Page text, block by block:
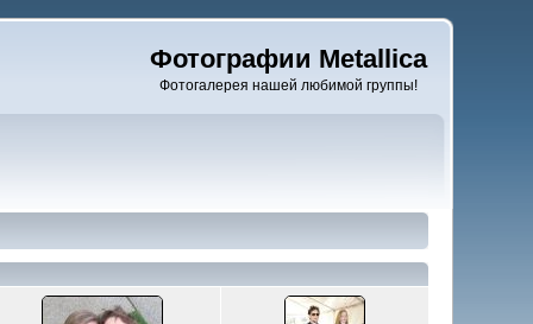
Фотографии Metallica
Фотогалерея нашей любимой группы!